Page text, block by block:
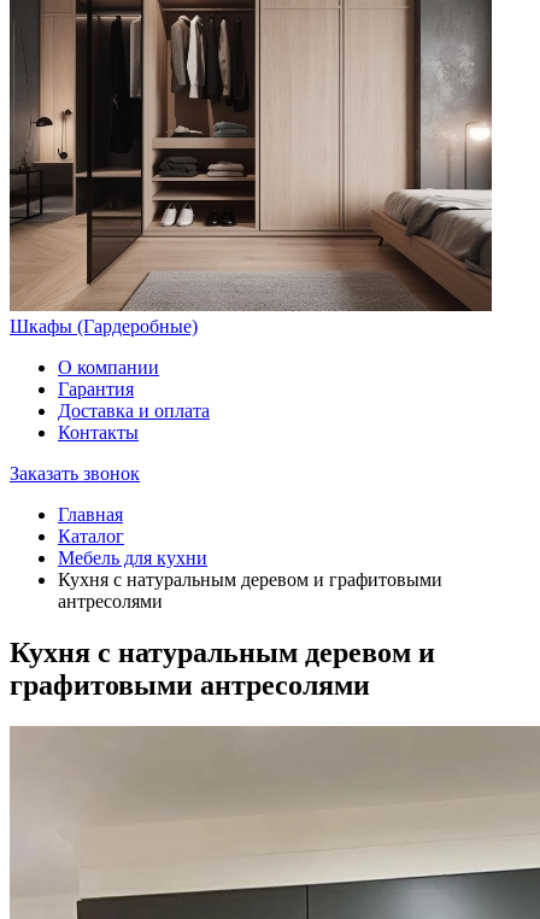
Шкафы (Гардеробные)
О компании
Гарантия
Доставка и оплата
Контакты
Заказать звонок
Главная
Каталог
Мебель для кухни
Кухня с натуральным деревом и графитовыми
антресолями
Кухня с натуральным деревом и
графитовыми антресолями